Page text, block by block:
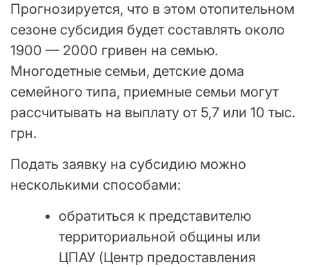
Прогнозируется, что в этом отопительном
сезоне субсидия будет составлять около
1900 — 2000 гривен на семью.
Многодетные семьи, детские дома
семейного типа, приемные семьи могут
рассчитывать на выплату от 5,7 или 10 тыс.
грн.
Подать заявку на субсидию можно
несколькими способами:
обратиться к представителю
территориальной общины или
ЦПАУ (Центр предоставления